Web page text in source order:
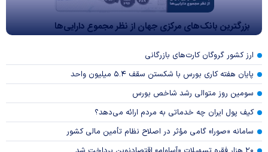
بزرگترین بانک‌های مرکزی جهان از نظر مجموع دارایی‌ها
ارز کشور گروگان کارت‌های بازرگانی
پایان هفته کاری بورس با شکستن سقف ۵.۴ میلیون واحد
سومین روز متوالی رشد شاخص بورس
کیف پول ایران چه خدماتی به مردم ارائه می‌دهد؟
سامانه «صورا» گامی مؤثر در اصلاح نظام تأمین مالی کشور